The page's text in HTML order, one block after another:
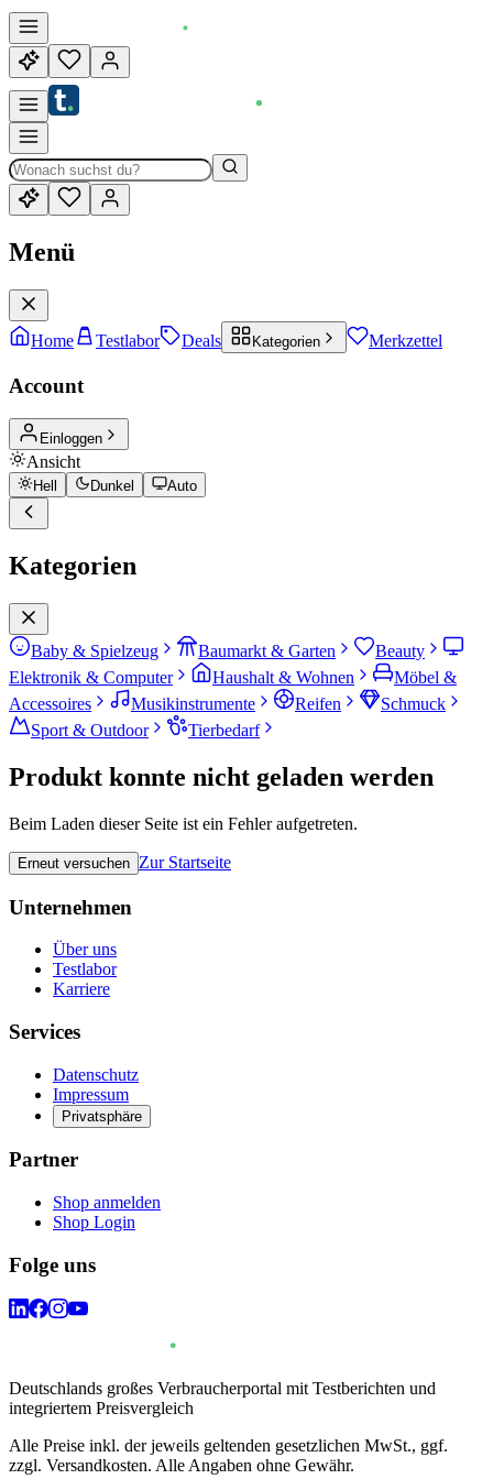
Menü
Home Testlabor Deals Kategorien Merkzettel
Account
Einloggen
Ansicht
Hell Dunkel Auto
Kategorien
Baby & Spielzeug Baumarkt & Garten
Beauty
Elektronik & Computer
Haushalt & Wohnen
Möbel &
Accessoires
Musikinstrumente Reifen
Schmuck
Sport & Outdoor
Tierbedarf
Produkt konnte nicht geladen werden
Beim Laden dieser Seite ist ein Fehler aufgetreten.
Erneut versuchen Zur Startseite
Unternehmen
Über uns
Testlabor
Karriere
Services
Datenschutz
Impressum
Privatsphäre
Partner
Shop anmelden
Shop Login
Folge uns
Deutschlands großes Verbraucherportal mit Testberichten und
integriertem Preisvergleich
Alle Preise inkl. der jeweils geltenden gesetzlichen MwSt., ggf.
zzgl. Versandkosten. Alle Angaben ohne Gewähr.